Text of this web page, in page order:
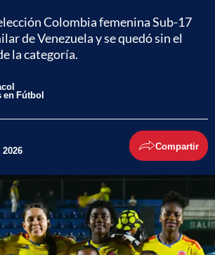
Colombia femenina Sub-17
de Venezuela y se quedó sin el
la categoría.
en Fútbol
Compartir